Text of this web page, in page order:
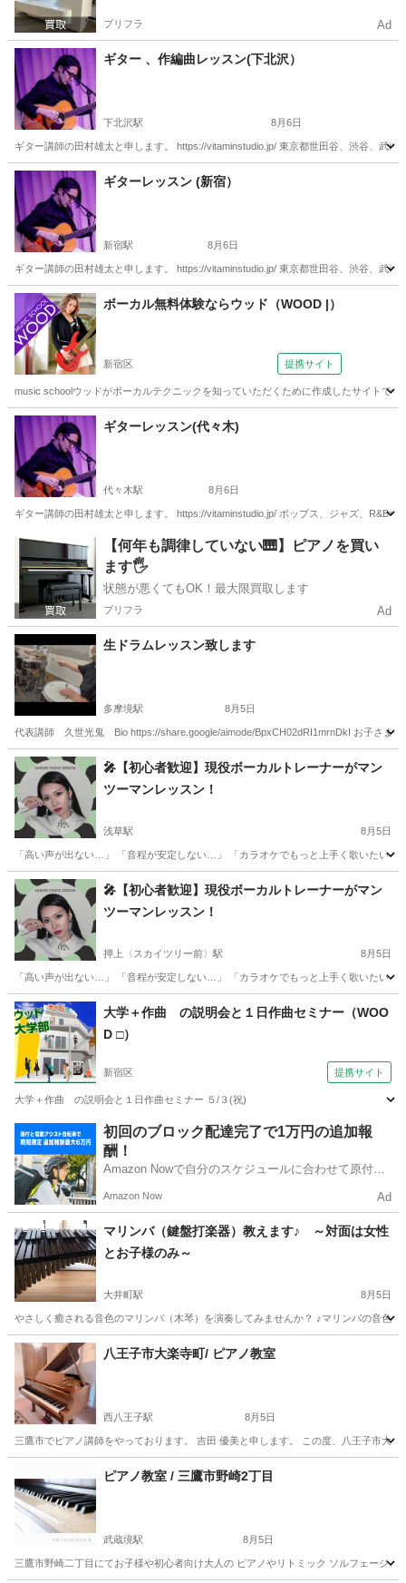
プリフラ Ad
ギター 、作編曲レッスン(下北沢）
下北沢駅 8月6日
ギター講師の田村雄太と申します。 https://vitaminstudio.jp/ 東京都世田谷、渋谷、武
東京 世田谷区 ギター
ギターレッスン (新宿）
新宿駅 8月6日
ギター講師の田村雄太と申します。 https://vitaminstudio.jp/ 東京都世田谷、渋谷、武
東京 新宿区 新宿駅 ギター 作編曲
ボーカル無料体験ならウッド（WOOD |）
新宿区 提携サイト
music schoolウッドがボーカルテクニックを知っていただくために作成したサイトで
東京 新宿区 ボーカル
ギターレッスン(代々木)
代々木駅 8月6日
ギター講師の田村雄太と申します。 https://vitaminstudio.jp/ ポップス、ジャズ、R&B
東京 渋谷区 代々木駅 音楽 スタジオ
【何年も調律していない🎹】ピアノを買い
ます🖐️
状態が悪くてもOK！最大限買取します
プリフラ Ad
生ドラムレッスン致します
多摩境駅 8月5日
代表講師 久世光鬼 Bio https://share.google/aimode/BpxCH02dRI1mrnDkI お子さま
東京 八王子市 多摩境駅 ドラム 夏休み
🎤【初心者歓迎】現役ボーカルトレーナーがマン
ツーマンレッスン！
浅草駅 8月5日
「高い声が出ない…」 「音程が安定しない…」 「カラオケでもっと上手く歌いたい
東京 台東区 浅草駅 ボーカル レッスン
🎤【初心者歓迎】現役ボーカルトレーナーがマン
ツーマンレッスン！
押上〈スカイツリー前〉駅 8月5日
「高い声が出ない…」 「音程が安定しない…」 「カラオケでもっと上手く歌いたい
東京 墨田区 押上〈スカイツリー前〉駅 ボーカル レッスン
大学＋作曲 の説明会と１日作曲セミナー（WOO
D □）
新宿区 提携サイト
大学＋作曲 の説明会と１日作曲セミナー ５/３(祝)
その他
初回のブロック配達完了で1万円の追加報
酬！
Amazon Nowで自分のスケジュールに合わせて原付や
う！
Amazon Now Ad
マリンバ（鍵盤打楽器）教えます♪ ～対面は女性
とお子様のみ～
大井町駅 8月5日
やさしく癒される音色のマリンバ（木琴）を演奏してみませんか？ ♪マリンバの音色
東京 品川区 大井町駅 その他 マリンバ
八王子市大楽寺町/ ピアノ教室
西八王子駅 8月5日
三鷹市でピアノ講師をやっております。 吉田 優美と申します。 この度、八王子市大
西八王子駅 ピアノ レッスン
ピアノ教室 / 三鷹市野崎2丁目
武蔵境駅 8月5日
三鷹市野崎二丁目にてお子様や初心者向け大人の ピアノやリトミック ソルフェージ